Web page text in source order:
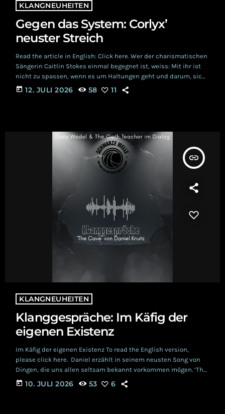
KLANGNEUHEITEN
Gegen das System: Corlyx’
neuster Streich
Read the article in English: Click here. Wer der charismatischen
Sängerin Caitlin Stokes einmal begegnet ist, weiss: Mit ihr ist
nicht zu spassen, wenn es um Haltungen geht und darum, sich
für eine gute Sache einzusetzen. Die Corlyx-Familie hat denn
beispielsweise auch kurzerhand eine junge Katze adoptiert, die
today 12. JULI 2026 58 11
insert_link
KLANGNEUHEITEN
Klanggespräche: Im Käfig der
eigenen Existenz
Im Käfig der eigenen Existenz To read the English version,
please click here. Daniel erzählt in seinem neusten Song von
Dingen, die uns allen seltsam bekannt vorkommen mögen. ‘The
Cave’ versetzt das lyrische Ich ins Dunkel einer Höhle: «I am
sitting in the dark / Staring at nothing.» Der neue Song macht
today 10. JULI 2026 53 6